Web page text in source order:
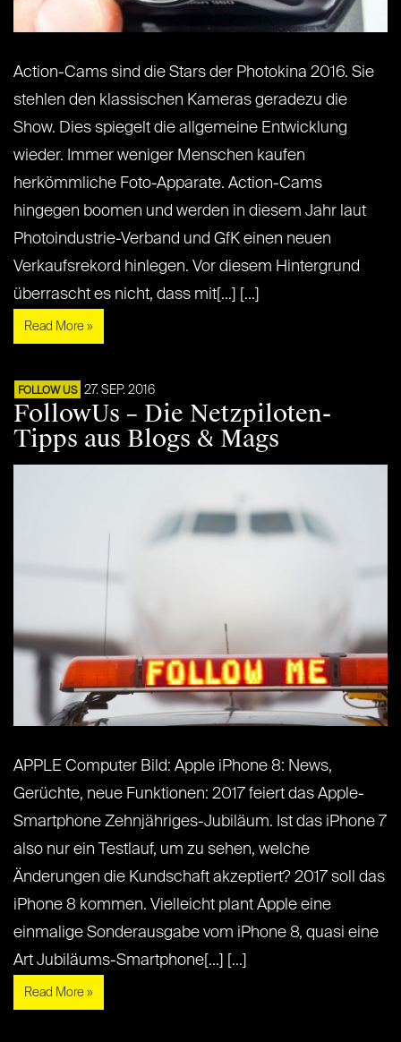
Action-Cams sind die Stars der Photokina 2016. Sie
stehlen den klassischen Kameras geradezu die
Show. Dies spiegelt die allgemeine Entwicklung
wieder. Immer weniger Menschen kaufen
herkömmliche Foto-Apparate. Action-Cams
hingegen boomen und werden in diesem Jahr laut
Photoindustrie-Verband und GfK einen neuen
Verkaufsrekord hinlegen. Vor diesem Hintergrund
überrascht es nicht, dass mit[...] [...]
Read More »
FOLLOW US 27. SEP. 2016
FollowUs – Die Netzpiloten-
Tipps aus Blogs & Mags
APPLE Computer Bild: Apple iPhone 8: News,
Gerüchte, neue Funktionen: 2017 feiert das Apple-
Smartphone Zehnjähriges-Jubiläum. Ist das iPhone 7
also nur ein Testlauf, um zu sehen, welche
Änderungen die Kundschaft akzeptiert? 2017 soll das
iPhone 8 kommen. Vielleicht plant Apple eine
einmalige Sonderausgabe vom iPhone 8, quasi eine
Art Jubiläums-Smartphone[...] [...]
Read More »